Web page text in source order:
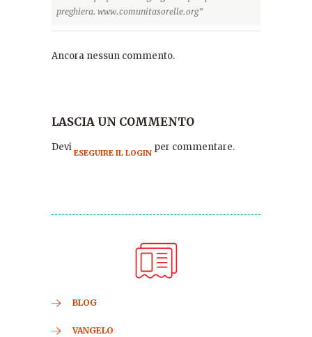
preghiera. www.comunitasorelle.org”
Ancora nessun commento.
LASCIA UN COMMENTO
Devi ESEGUIRE IL LOGIN per commentare.
BLOG
VANGELO